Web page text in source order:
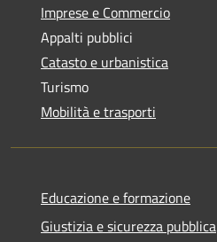
Imprese e Commercio
Appalti pubblici
Catasto e urbanistica
Turismo
Mobilità e trasporti
Educazione e formazione
Giustizia e sicurezza pubblica